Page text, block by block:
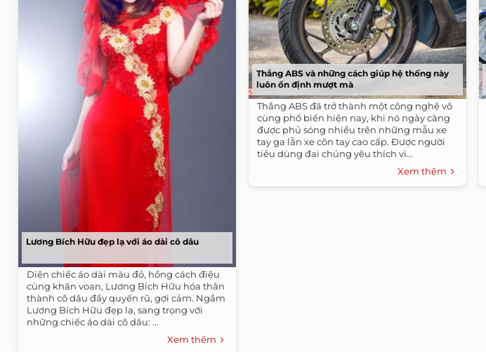
Lương Bích Hữu đẹp lạ với áo dài cô dâu
Diện chiếc áo dài màu đỏ, hồng cách điệu
cùng khăn voan, Lương Bích Hữu hóa thân
thành cô dâu đầy quyến rũ, gợi cảm. Ngắm
Lương Bích Hữu đẹp lạ, sang trọng với
những chiếc áo dài cô dâu: ...
Xem thêm
Thắng ABS và những cách giúp hệ thống này
luôn ổn định mượt mà
Thắng ABS đã trở thành một công nghệ vô
cùng phổ biến hiện nay, khi nó ngày càng
được phủ sóng nhiều trên những mẫu xe
tay ga lẫn xe côn tay cao cấp. Được người
tiêu dùng đại chúng yêu thích vì...
Xem thêm